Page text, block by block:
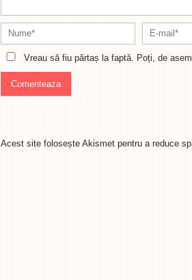
Vreau să fiu părtaș la faptă. Poți, de
Acest site folosește Akismet pentru a reduce